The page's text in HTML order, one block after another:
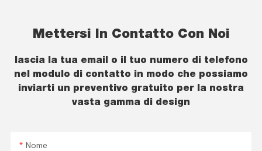
Mettersi In Contatto Con Noi
lascia la tua email o il tuo numero di telefono
nel modulo di contatto in modo che possiamo
inviarti un preventivo gratuito per la nostra
vasta gamma di design
Nome